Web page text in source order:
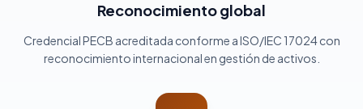
Reconocimiento global
Credencial PECB acreditada conforme a ISO/IEC 17024 con
reconocimiento internacional en gestión de activos.